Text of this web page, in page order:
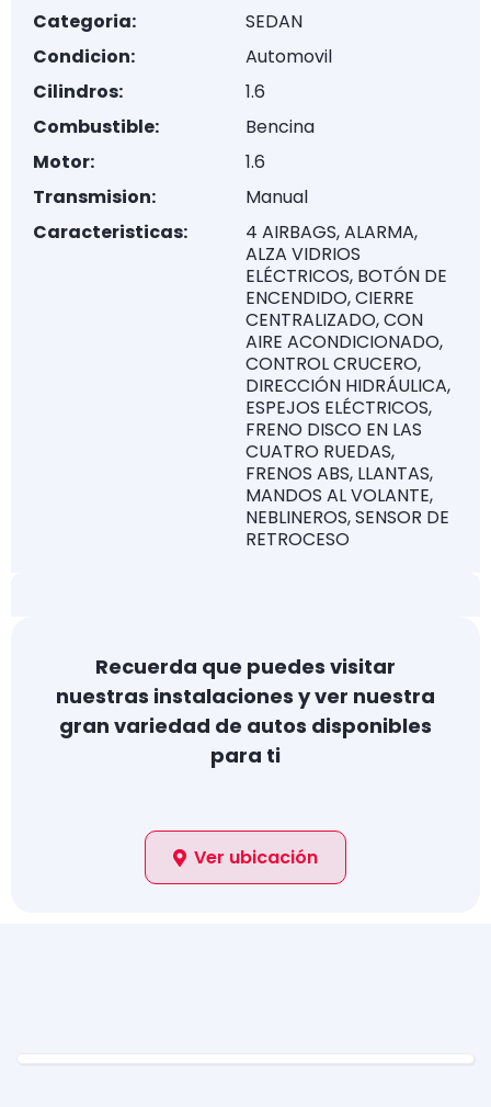
Categoria:
SEDAN
Condicion:
Automovil
Cilindros:
1.6
Combustible:
Bencina
Motor:
1.6
Transmision:
Manual
Caracteristicas:
4 AIRBAGS, ALARMA,
ALZA VIDRIOS
ELÉCTRICOS, BOTÓN DE
ENCENDIDO, CIERRE
CENTRALIZADO, CON
AIRE ACONDICIONADO,
CONTROL CRUCERO,
DIRECCIÓN HIDRÁULICA,
ESPEJOS ELÉCTRICOS,
FRENO DISCO EN LAS
CUATRO RUEDAS,
FRENOS ABS, LLANTAS,
MANDOS AL VOLANTE,
NEBLINEROS, SENSOR DE
RETROCESO
Recuerda que puedes visitar
nuestras instalaciones y ver nuestra
gran variedad de autos disponibles
para ti
Ver ubicación